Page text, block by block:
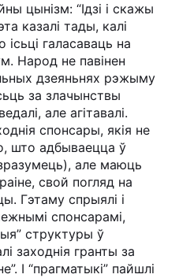
цынізм: “Ідзі і скажы
казалі тады, калі
галасаваць на
Народ не павінен
дзеяньнях рэжыму
за злачынствы
але агітавалі.
спонсары, якія не
што адбываецца ў
але маюць
свой погляд на
Гэтаму спрыялі і
спонсарамі,
структуры ў
заходнія гранты за
І “прагматыкі” пайшлі